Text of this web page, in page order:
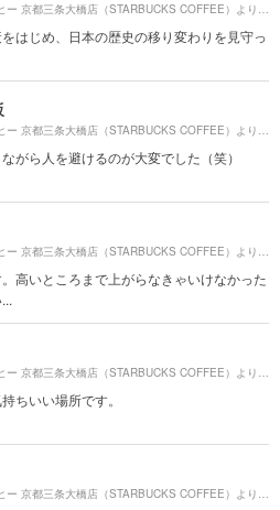
スターバックスコーヒー 京都三条大橋店（STARBUCKS COFFEE）より約
はじめ、日本の歴史の移り変わりを見守っ
スターバックスコーヒー 京都三条大橋店（STARBUCKS COFFEE）より約
がら人を避けるのが大変でした（笑）
スターバックスコーヒー 京都三条大橋店（STARBUCKS COFFEE）より約
高いところまで上がらなきゃいけなかった
スターバックスコーヒー 京都三条大橋店（STARBUCKS COFFEE）より約
ちいい場所です。
スターバックスコーヒー 京都三条大橋店（STARBUCKS COFFEE）より約